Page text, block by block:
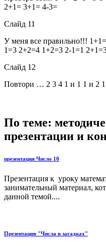
2+1= 3+1= 4-3=
Слайд 11
У меня все правильно!!!
1=3 2+2=4 1+2=3 2-1=1
Слайд 12
Повтори … 2 3 4 1 и 1 1 и 2 1
По теме:
презентации и
презентация Число 10
Презентация к уроку
занимательный материал,
данной темой....
Презентация "Числа в загадках"